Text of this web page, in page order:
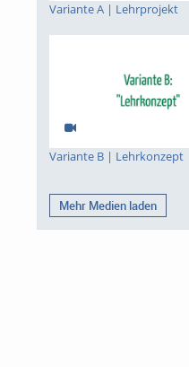
Variante A | Lehrprojekt
Variante B | Lehrkonzept
Mehr Medien laden